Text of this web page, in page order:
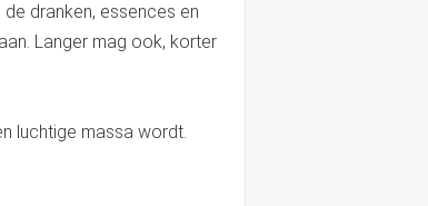
dranken, essences en
Langer mag ook, korter
luchtige massa wordt.